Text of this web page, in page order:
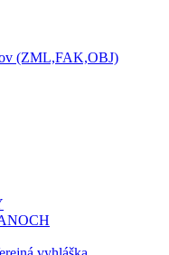
(ZML,FAK,OBJ)